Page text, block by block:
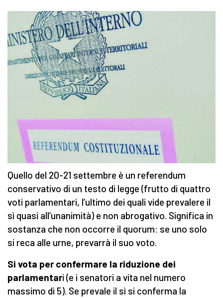
Quello del 20-21 settembre è un referendum
conservativo di un testo di legge (frutto di quattro
voti parlamentari, l’ultimo dei quali vide prevalere il
sì quasi all’unanimità) e non abrogativo. Significa in
sostanza che non occorre il quorum: se uno solo
si reca alle urne, prevarrà il suo voto.
Si vota per confermare la riduzione dei
parlamentari (e i senatori a vita nel numero
massimo di 5). Se prevale il sì si conferma la